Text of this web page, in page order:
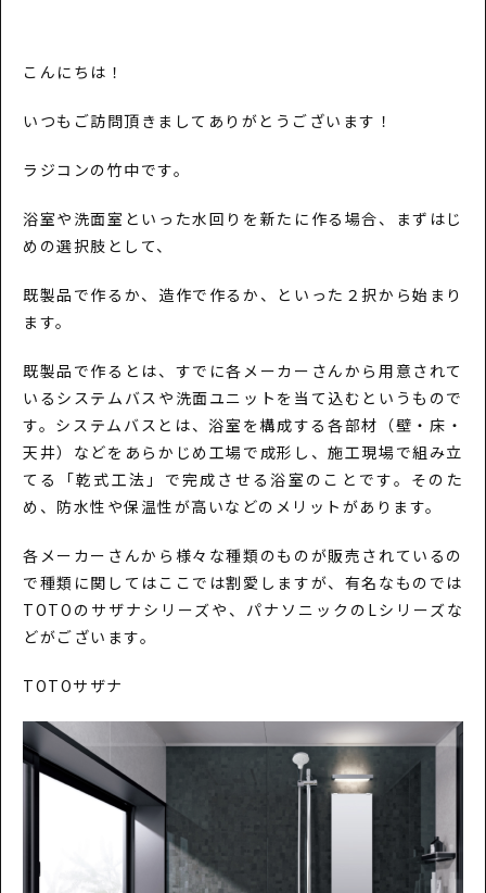
こんにちは！
いつもご訪問頂きましてありがとうございます！
ラジコンの竹中です。
浴室や洗面室といった水回りを新たに作る場合、まずはじ
めの選択肢として、
既製品で作るか、造作で作るか、といった２択から始まり
ます。
既製品で作るとは、すでに各メーカーさんから用意されて
いるシステムバスや洗面ユニットを当て込むというもので
す。システムバスとは、浴室を構成する各部材（壁・床・
天井）などをあらかじめ工場で成形し、施工現場で組み立
てる「乾式工法」で完成させる浴室のことです。そのた
め、防水性や保温性が高いなどのメリットがあります。
各メーカーさんから様々な種類のものが販売されているの
で種類に関してはここでは割愛しますが、有名なものでは
TOTOのサザナシリーズや、パナソニックのLシリーズな
どがございます。
TOTOサザナ